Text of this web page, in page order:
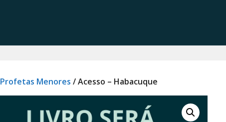
Profetas Menores / Acesso – Habacuque